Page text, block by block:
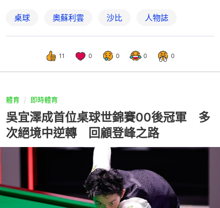
桌球 奧蘇利雲 沙比 人物誌
11 0 0 0 0
體育 即時體育
吳宜澤成首位桌球世錦賽00後冠軍 多
次絕境中逆轉 回顧登峰之路